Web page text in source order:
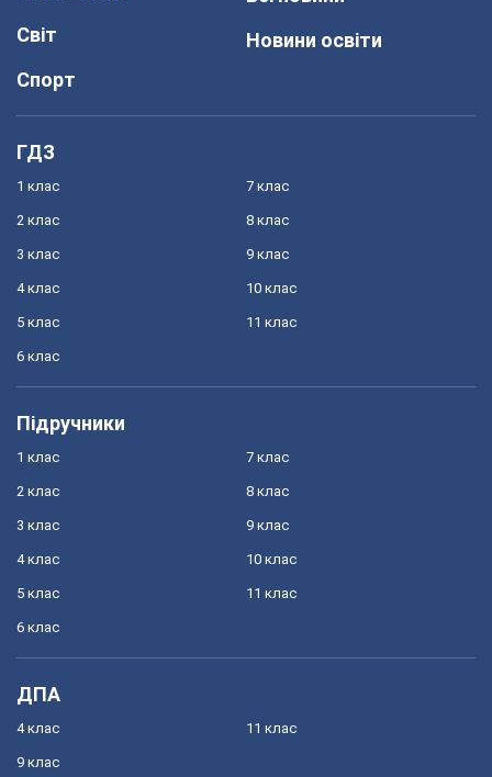
Світ
Спорт
Новини освіти
ГДЗ
1 клас
2 клас
3 клас
4 клас
5 клас
6 клас
7 клас
8 клас
9 клас
10 клас
11 клас
Підручники
1 клас
2 клас
3 клас
4 клас
5 клас
6 клас
7 клас
8 клас
9 клас
10 клас
11 клас
ДПА
4 клас
9 клас
11 клас